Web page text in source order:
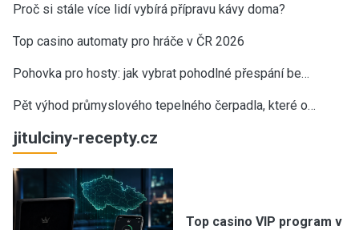
Proč si stále více lidí vybírá přípravu kávy doma?
Top casino automaty pro hráče v ČR 2026
Pohovka pro hosty: jak vybrat pohodlné přespání be…
Pět výhod průmyslového tepelného čerpadla, které o…
jitulciny-recepty.cz
Top casino VIP program v